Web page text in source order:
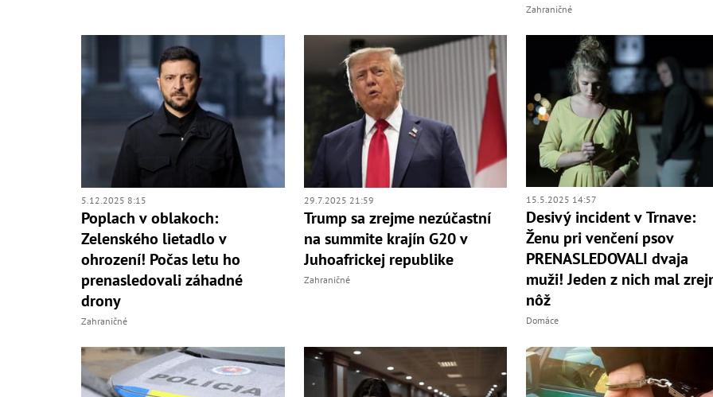
Zahraničné
5.12.2025 8:15
Poplach v oblakoch:
Zelenského lietadlo v
ohrození! Počas letu ho
prenasledovali záhadné
drony
Zahraničné
29.7.2025 21:59
Trump sa zrejme nezúčastní
na summite krajín G20 v
Juhoafrickej republike
Zahraničné
15.5.2025 14:57
Desivý incident v Trnave:
Ženu pri venčení psov
PRENASLEDOVALI dvaja
muži! Jeden z nich mal
nôž
Domáce